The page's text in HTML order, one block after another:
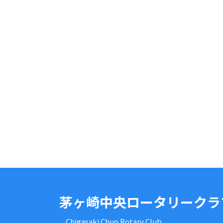
茅ヶ崎中央ロータリーク